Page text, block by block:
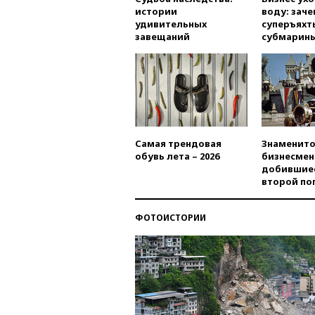
истории
удивительных
завещаний
воду:
Самая трендовая
обувь лета – 2026
второй
ФОТОИСТОРИИ